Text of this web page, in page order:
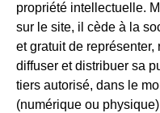
propriété intellectuelle.
sur le site, il cède à la
et gratuit de représenter,
diffuser et distribuer sa
tiers autorisé, dans le
(numérique ou